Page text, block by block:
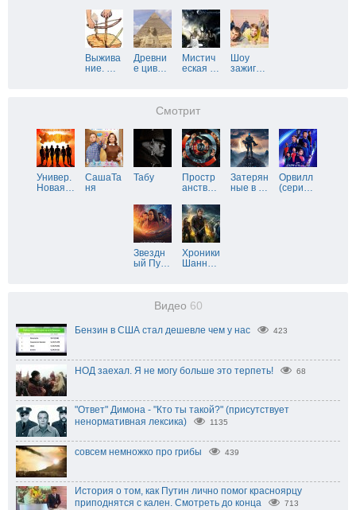
Выжива
ние. …
Древни
е цив…
Мистич
еская …
Шоу
зажиг…
Смотрит
Универ.
Новая…
СашаТа
ня
Табу
Простр
анств…
Затерян
ные в …
Орвилл
(сери…
Звездн
ый Пу…
Хроники
Шанн…
Видео 60
Бензин в США стал дешевле чем у нас 423
НОД заехал. Я не могу больше это терпеть! 68
"Ответ" Димона - "Кто ты такой?" (присутствует
ненормативная лексика)
1135
совсем немножко про грибы 439
История о том, как Путин лично помог красноярцу
приподнятся с кален. Смотреть до конца
713